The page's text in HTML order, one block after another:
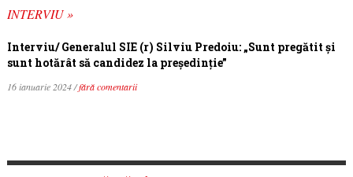
INTERVIU »
Interviu/ Generalul SIE (r) Silviu Predoiu: „Sunt pregătit și
sunt hotărât să candidez la președinție”
16 ianuarie 2024 /fără comentarii